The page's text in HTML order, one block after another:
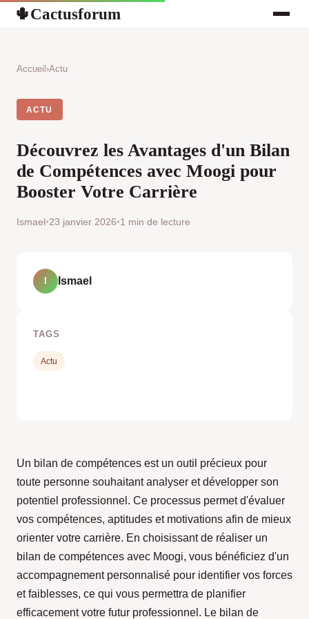
🌵Cactusforum
Accueil ›Actu
ACTU
Découvrez les Avantages d'un Bilan
de Compétences avec Moogi pour
Booster Votre Carrière
Ismael•23 janvier 2026•1 min de lecture
Un bilan de compétences est un outil précieux pour
toute personne souhaitant analyser et développer son
potentiel professionnel. Ce processus permet d'évaluer
vos compétences, aptitudes et motivations afin de mieux
orienter votre carrière. En choisissant de réaliser un
bilan de compétences avec Moogi, vous bénéficiez d'un
accompagnement personnalisé pour identifier vos forces
et faiblesses, ce qui vous permettra de planifier
efficacement votre futur professionnel. Le bilan de
Ismael
TAGS
Actu